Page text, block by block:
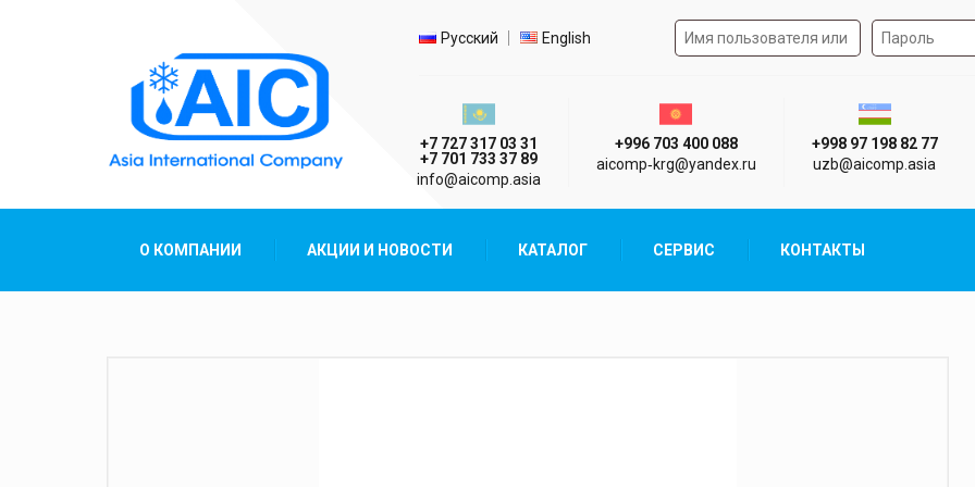
Выбор языка
Русский English Форма авторизации на
Казахстан г. Алматы
+7 727 317 03 31
+7 701 733 37 89
info@aicomp.asia
Киргизия г. Бишкек
+996 703 400 088
aicomp‑krg@yandex.ru
Узбекистан
+998 97 198 82 77
uzb@aicomp.asia
О КОМПАНИИ АКЦИИ И НОВОСТИ КАТАЛОГ СЕРВИС КОНТАКТЫ